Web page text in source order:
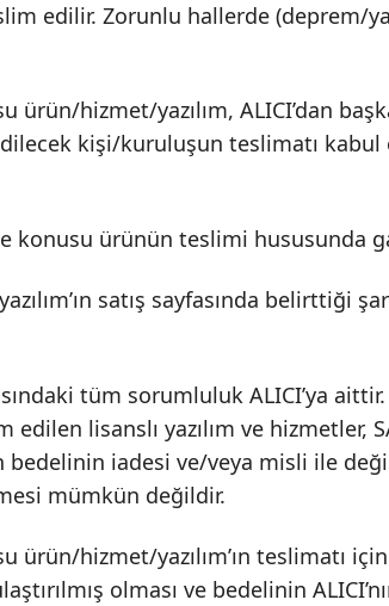
edilir. Zorunlu hallerde (deprem/
ürün/hizmet/yazılım, ALICI’dan
kişi/kuruluşun teslimatı kabul
konusu ürünün teslimi hususunda
satış sayfasında belirttiği
tüm sorumluluk ALICI’ya aittir.
edilen lisanslı yazılım ve hizmetler,
iadesi ve/veya misli ile
mümkün değildir.
ürün/hizmet/yazılım’ın teslimatı
olması ve bedelinin